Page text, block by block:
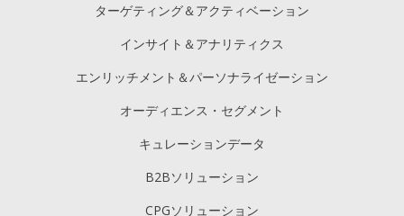
ターゲティング＆アクティベーション
インサイト＆アナリティクス
エンリッチメント＆パーソナライゼーション
オーディエンス・セグメント
キュレーションデータ
B2Bソリューション
CPGソリューション